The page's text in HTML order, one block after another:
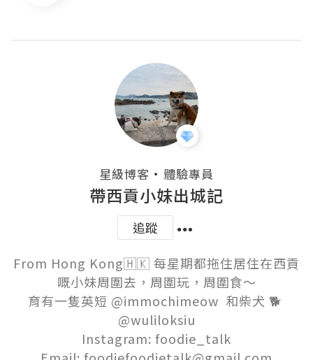
星級博客 ・ 體驗專員
帶西貢小妹出城記
追蹤
From Hong Kong🇭🇰 每星期都拖住居住在西貢
嘅小妹周圍去，周圍玩，周圍食～
育有一隻英短 @immochimeow  和柴犬 🐕
@wuliloksiu
Instagram: foodie_talk